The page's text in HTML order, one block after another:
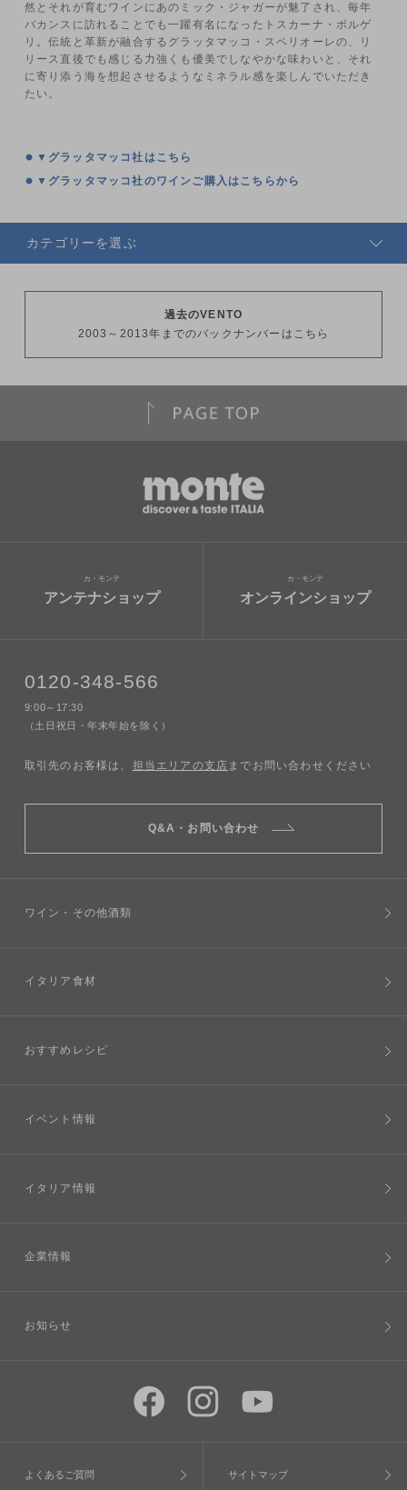
然とそれが育むワインにあのミック・ジャガーが魅了され、毎年
バカンスに訪れることでも一躍有名になったトスカーナ・ボルゲ
リ。伝統と革新が融合するグラッタマッコ・スペリオーレの、リ
リース直後でも感じる力強くも優美でしなやかな味わいと、それ
に寄り添う海を想起させるようなミネラル感を楽しんでいただき
たい。
▼グラッタマッコ社はこちら
▼グラッタマッコ社のワインご購入はこちらから
カテゴリーを選ぶ
過去のVENTO
2003～2013年までのバックナンバーはこちら
アンテナショップ
カ・モンテ
オンラインショップ
カ・モンテ
0120-348-566
9:00～17:30
（土日祝日・年末年始を除く）
取引先のお客様は、 担当エリアの支店 までお問い合わせください
Q&A・お問い合わせ
ワイン・その他酒類
イタリア食材
おすすめレシピ
イベント情報
イタリア情報
企業情報
お知らせ
よくあるご質問 サイトマップ